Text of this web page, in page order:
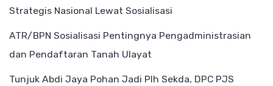
Strategis Nasional Lewat Sosialisasi
ATR/BPN Sosialisasi Pentingnya Pengadministrasian
dan Pendaftaran Tanah Ulayat
Tunjuk Abdi Jaya Pohan Jadi Plh Sekda, DPC PJS